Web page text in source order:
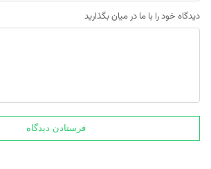
دیدگاه خود را با ما در میان بگذارید